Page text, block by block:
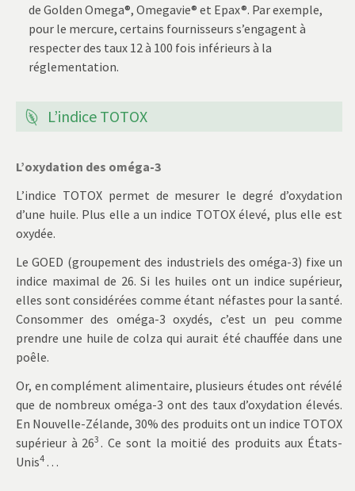
de Golden Omega®, Omegavie® et Epax®. Par exemple,
pour le mercure, certains fournisseurs s’engagent à
respecter des taux 12 à 100 fois inférieurs à la
réglementation.
L’indice TOTOX
L’oxydation des oméga-3
L’indice TOTOX permet de mesurer le degré d’oxydation
d’une huile. Plus elle a un indice TOTOX élevé, plus elle est
oxydée.
Le GOED (groupement des industriels des oméga-3) fixe un
indice maximal de 26. Si les huiles ont un indice supérieur,
elles sont considérées comme étant néfastes pour la santé.
Consommer des oméga-3 oxydés, c’est un peu comme
prendre une huile de colza qui aurait été chauffée dans une
poêle.
Or, en complément alimentaire, plusieurs études ont révélé
que de nombreux oméga-3 ont des taux d’oxydation élevés.
En Nouvelle-Zélande, 30% des produits ont un indice TOTOX
supérieur à 263 . Ce sont la moitié des produits aux États-
Unis4 …